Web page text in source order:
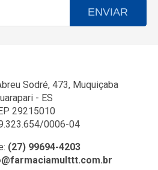
ENVIAR
Sodré, 473, Muquiçaba
- ES
29215010
0006-04
(27) 99694-4203